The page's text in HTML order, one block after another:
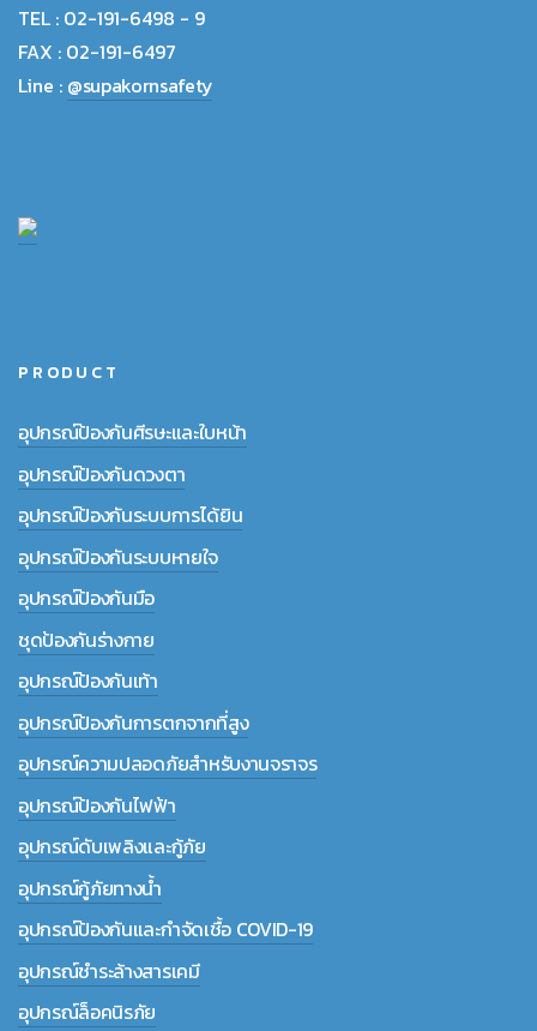
TEL : 02-191-6498 - 9
FAX : 02-191-6497
Line : @supakornsafety
PRODUCT
อุปกรณ์ป้องกันศีรษะและใบหน้า
อุปกรณ์ป้องกันดวงตา
อุปกรณ์ป้องกันระบบการได้ยิน
อุปกรณ์ป้องกันระบบหายใจ
อุปกรณ์ป้องกันมือ
ชุดป้องกันร่างกาย
อุปกรณ์ป้องกันเท้า
อุปกรณ์ป้องกันการตกจากที่สูง
อุปกรณ์ความปลอดภัยสำหรับงานจราจร
อุปกรณ์ป้องกันไฟฟ้า
อุปกรณ์ดับเพลิงและกู้ภัย
อุปกรณ์กู้ภัยทางน้ำ
อุปกรณ์ป้องกันและกำจัดเชื้อ COVID-19
อุปกรณ์ชำระล้างสารเคมี
อุปกรณ์ล็อคนิรภัย